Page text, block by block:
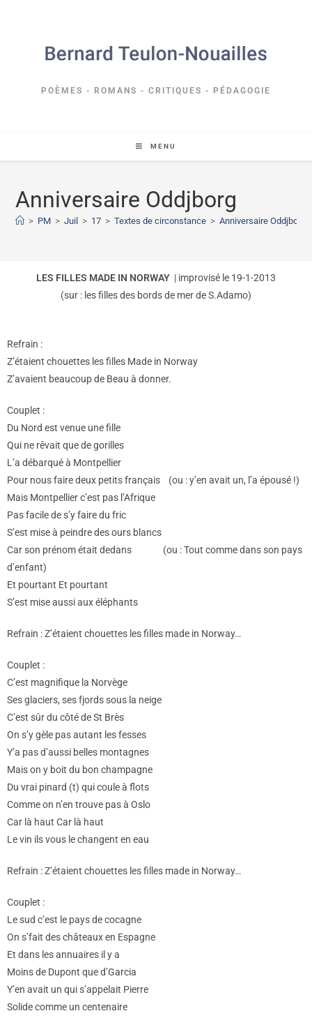
POÈMES - ROMANS - CRITIQUES - PÉDAGOGIE
MENU
Anniversaire Oddjborg
> PM > Juil > 17 > Textes de circonstance > Anniversaire Oddjborg
LES FILLES MADE IN NORWAY | improvisé le 19-1-2013
(sur : les filles des bords de mer de S.Adamo)
Refrain :
Z’étaient chouettes les filles Made in Norway
Z’avaient beaucoup de Beau à donner.
Couplet :
Du Nord est venue une fille
Qui ne rêvait que de gorilles
L’a débarqué à Montpellier
Pour nous faire deux petits français (ou : y’en avait un, l’a épousé !)
Mais Montpellier c’est pas l’Afrique
Pas facile de s’y faire du fric
S’est mise à peindre des ours blancs
Car son prénom était dedans (ou : Tout comme dans son pays
d’enfant)
Et pourtant Et pourtant
S’est mise aussi aux éléphants
Refrain : Z’étaient chouettes les filles made in Norway…
Couplet :
C’est magnifique la Norvège
Ses glaciers, ses fjords sous la neige
C’est sûr du côté de St Brès
On s’y gèle pas autant les fesses
Y’a pas d’aussi belles montagnes
Mais on y boit du bon champagne
Du vrai pinard (t) qui coule à flots
Comme on n’en trouve pas à Oslo
Car là haut Car là haut
Le vin ils vous le changent en eau
Refrain : Z’étaient chouettes les filles made in Norway…
Couplet :
Le sud c’est le pays de cocagne
On s’fait des châteaux en Espagne
Et dans les annuaires il y a
Moins de Dupont que d’Garcia
Y’en avait un qui s’appelait Pierre
Solide comme un centenaire